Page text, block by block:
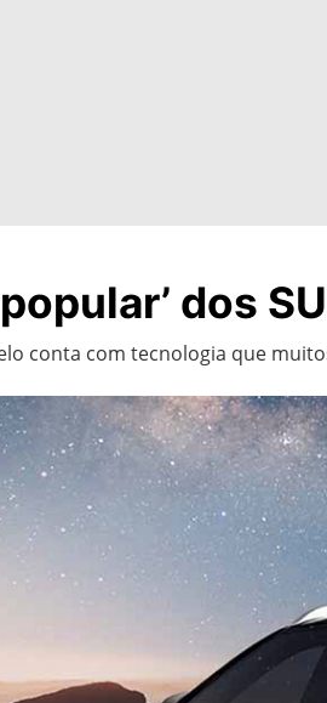
dos
conta com tecnologia que